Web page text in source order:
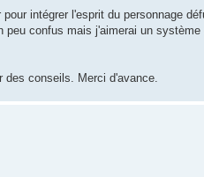
intégrer l'esprit du personnage
confus mais j'aimerai un système
conseils. Merci d'avance.